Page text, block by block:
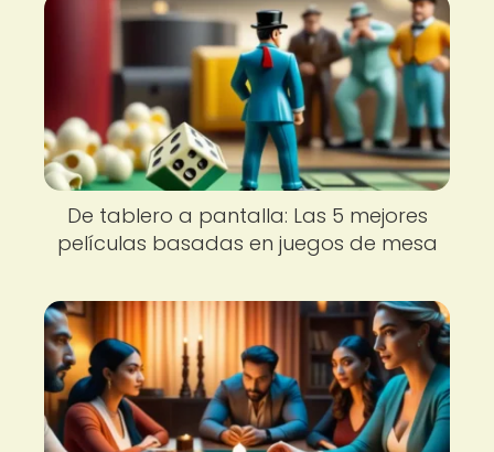
De tablero a pantalla: Las 5 mejores
películas basadas en juegos de mesa